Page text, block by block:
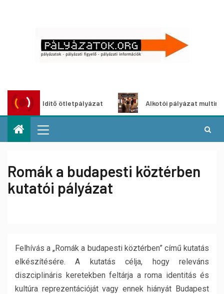
ötletpályázat Alkotói pályázat multimédia-
Romák a budapesti köztérben
kutatói pályázat
Felhívás a „Romák a budapesti köztérben” című kutatás
elkészítésére. A kutatás célja, hogy releváns
diszciplináris keretekben feltárja a roma identitás és
kultúra reprezentációját vagy ennek hiányát Budapest